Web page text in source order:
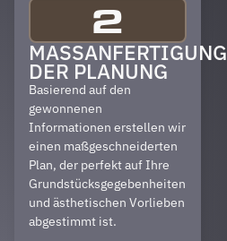
2
MASSANFERTIGUNG D
ER PLANUNG
Basierend auf den
gewonnenen
Informationen erstellen wir
einen maßgeschneiderten
Plan, der perfekt auf Ihre
Grundstücksgegebenheiten
und ästhetischen Vorlieben
abgestimmt ist.